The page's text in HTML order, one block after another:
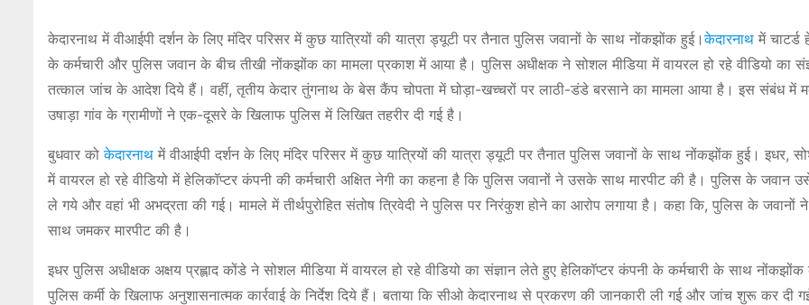
केदारनाथ में वीआईपी दर्शन के लिए मंदिर परिसर में कुछ यात्रियों की यात्रा ड्यूटी पर तैनात पुलिस जवानों के साथ नोंकझोंक हुई।केदारनाथ में चाटर्ड
के कर्मचारी और पुलिस जवान के बीच तीखी नोंकझोंक का मामला प्रकाश में आया है। पुलिस अधीक्षक ने सोशल मीडिया में वायरल हो रहे वीडियो का
तत्काल जांच के आदेश दिये हैं। वहीं, तृतीय केदार तुंगनाथ के बेस कैंप चोपता में घोड़ा-खच्चरों पर लाठी-डंडे बरसाने का मामला आया है। इस संबंध में
उषाड़ा गांव के ग्रामीणों ने एक-दूसरे के खिलाफ पुलिस में लिखित तहरीर दी गई है।
बुधवार कोकेदारनाथ में वीआईपी दर्शन के लिए मंदिर परिसर में कुछ यात्रियों की यात्रा ड्यूटी पर तैनात पुलिस जवानों के साथ नोंकझोंक हुई। इधर,
में वायरल हो रहे वीडियो में हेलिकॉप्टर कंपनी की कर्मचारी अक्षित नेगी का कहना है कि पुलिस जवानों ने उसके साथ मारपीट की है। पुलिस के जवान
ले गये और वहां भी अभद्रता की गई। मामले में तीर्थपुरोहित संतोष त्रिवेदी ने पुलिस पर निरंकुश होने का आरोप लगाया है। कहा कि, पुलिस के
साथ जमकर मारपीट की है।
इधर पुलिस अधीक्षक अक्षय प्रह्लाद कोंडे ने सोशल मीडिया में वायरल हो रहे वीडियो का संज्ञान लेते हुए हेलिकॉप्टर कंपनी के कर्मचारी के साथ
पुलिस कर्मी के खिलाफ अनुशासनात्मक कार्रवाई के निर्देश दिये हैं। बताया कि सीओ केदारनाथ से प्रकरण की जानकारी ली गई और जांच शुरू कर दी